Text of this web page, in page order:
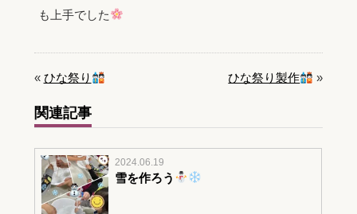
も上手でした
« ひな祭り ひな祭り製作 »
関連記事
2024.06.19
雪を作ろう